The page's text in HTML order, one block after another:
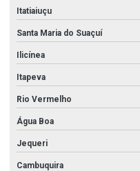
Itatiaiuçu
Santa Maria do Suaçuí
Ilicínea
Itapeva
Rio Vermelho
Água Boa
Jequeri
Cambuquira